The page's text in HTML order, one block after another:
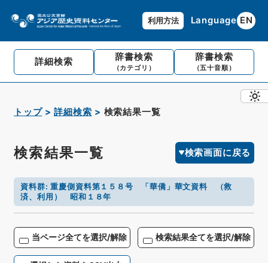
利用方法 Language EN
詳細検索 辞書検索
（カテゴリ）
辞書検索
（五十音順）
トップ 詳細検索 検索結果一覧
検索結果一覧 検索画面に戻る
資料群:重慶側資料第１５８号 「華僑」華文資料 （救
済、利用） 昭和１８年
当ページ全てを選択/解除 検索結果全てを選択/解除